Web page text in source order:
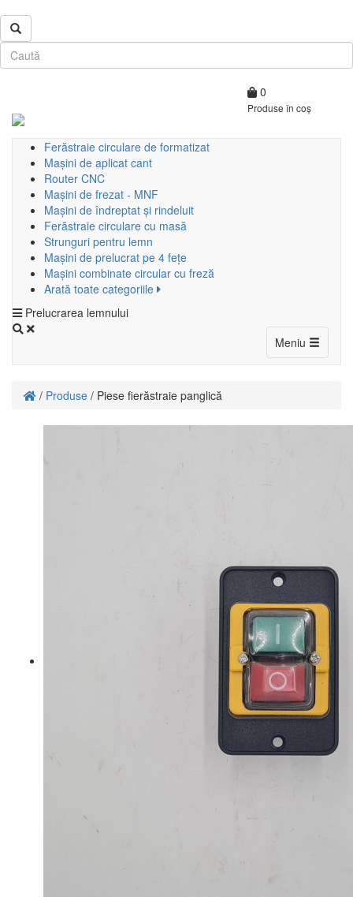
0
Produse în coș
Ferăstraie circulare de formatizat
Mașini de aplicat cant
Router CNC
Mașini de frezat - MNF
Mașini de îndreptat și rindeluit
Ferăstraie circulare cu masă
Strunguri pentru lemn
Mașini de prelucrat pe 4 fețe
Mașini combinate circular cu freză
Arată toate categoriile
Prelucrarea lemnului
Meniu Toggle
/ Produse / Piese fierăstraie panglică